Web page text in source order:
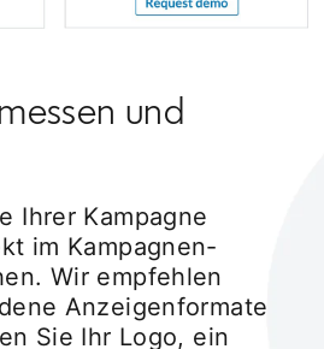
und
Ihrer Kampagne
im Kampagnen-
Wir empfehlen
Anzeigenformate
Sie Ihr Logo, ein